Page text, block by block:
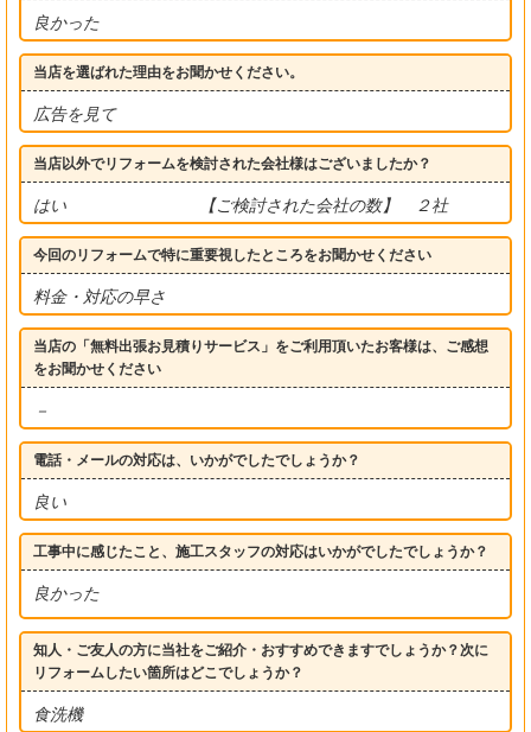
良かった
当店を選ばれた理由をお聞かせください。
広告を見て
当店以外でリフォームを検討された会社様はございましたか？
はい 【ご検討された会社の数】 ２社
今回のリフォームで特に重要視したところをお聞かせください
料金・対応の早さ
当店の「無料出張お見積りサービス」をご利用頂いたお客様は、ご感想
をお聞かせください
－
電話・メールの対応は、いかがでしたでしょうか？
良い
工事中に感じたこと、施工スタッフの対応はいかがでしたでしょうか？
良かった
知人・ご友人の方に当社をご紹介・おすすめできますでしょうか？次に
リフォームしたい箇所はどこでしょうか？
食洗機